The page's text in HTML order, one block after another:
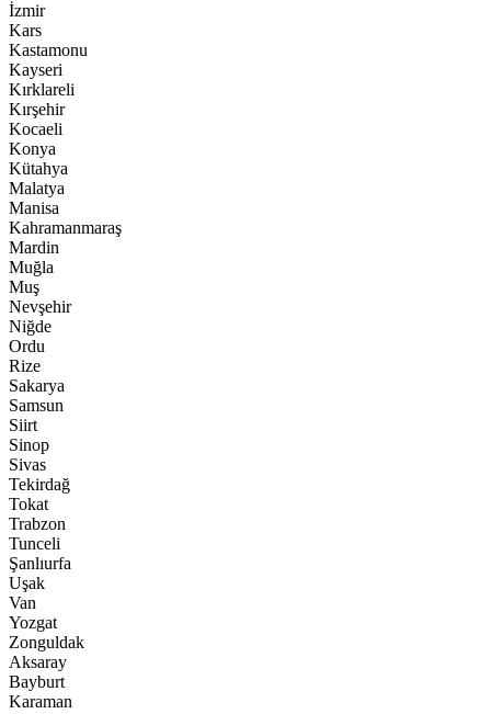
İzmir
Kars
Kastamonu
Kayseri
Kırklareli
Kırşehir
Kocaeli
Konya
Kütahya
Malatya
Manisa
Kahramanmaraş
Mardin
Muğla
Muş
Nevşehir
Niğde
Ordu
Rize
Sakarya
Samsun
Siirt
Sinop
Sivas
Tekirdağ
Tokat
Trabzon
Tunceli
Şanlıurfa
Uşak
Van
Yozgat
Zonguldak
Aksaray
Bayburt
Karaman